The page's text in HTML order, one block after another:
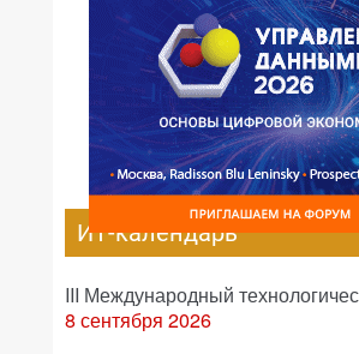
ИТ-календарь
III Международный
8 сентября 2026